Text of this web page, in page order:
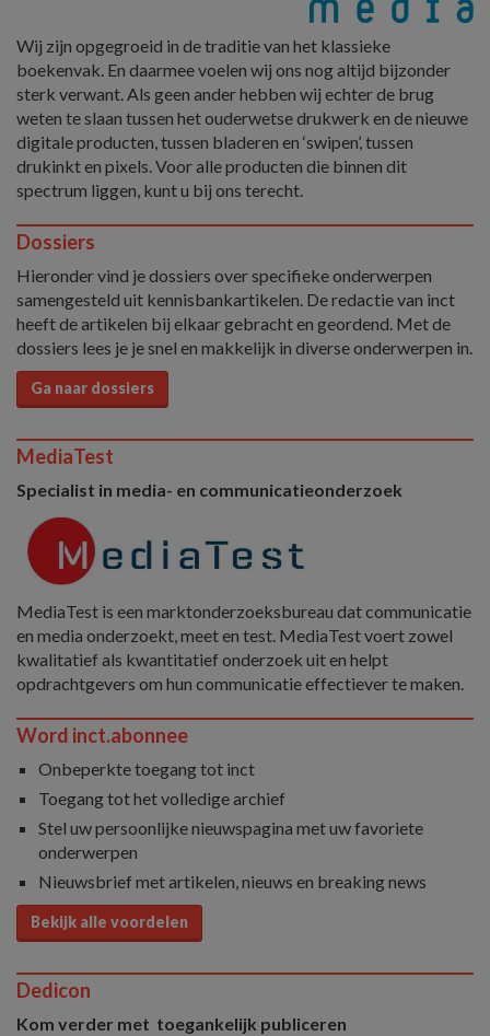
Wij zijn opgegroeid in de traditie van het klassieke
boekenvak. En daarmee voelen wij ons nog altijd bijzonder
sterk verwant. Als geen ander hebben wij echter de brug
weten te slaan tussen het ouderwetse drukwerk en de nieuwe
digitale producten, tussen bladeren en ‘swipen’, tussen
drukinkt en pixels. Voor alle producten die binnen dit
spectrum liggen, kunt u bij ons terecht.
Dossiers
Hieronder vind je dossiers over specifieke onderwerpen
samengesteld uit kennisbankartikelen. De redactie van inct
heeft de artikelen bij elkaar gebracht en geordend. Met de
dossiers lees je je snel en makkelijk in diverse onderwerpen in.
Ga naar dossiers
MediaTest
Specialist in media- en communicatieonderzoek
MediaTest is een marktonderzoeksbureau dat communicatie
en media onderzoekt, meet en test. MediaTest voert zowel
kwalitatief als kwantitatief onderzoek uit en helpt
opdrachtgevers om hun communicatie effectiever te maken.
Word inct.abonnee
Onbeperkte toegang tot inct
Toegang tot het volledige archief
Stel uw persoonlijke nieuwspagina met uw favoriete
onderwerpen
Nieuwsbrief met artikelen, nieuws en breaking news
Bekijk alle voordelen
Dedicon
Kom verder met toegankelijk publiceren